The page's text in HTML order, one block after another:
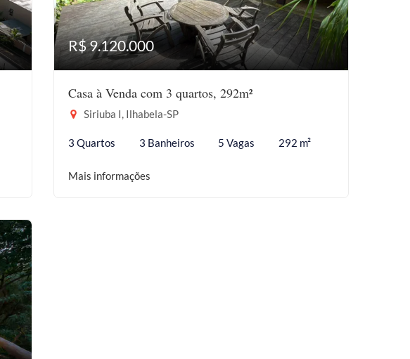
R$ 9.120.000
Casa à Venda com 3 quartos, 292m²
Siriuba I, Ilhabela-SP
3 Quartos 3 Banheiros 5 Vagas 292 m²
Mais informações